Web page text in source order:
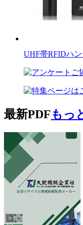
UHF帯RFIDハ
最新PDFもっ